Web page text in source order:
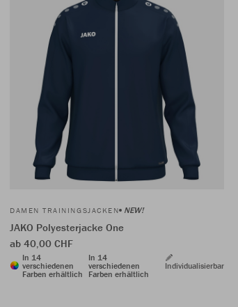
DAMEN TRAININGSJACKEN NEW!
JAKO Polyesterjacke One
ab 40,00 CHF
In 14
verschiedenen
Farben erhältlich
In 14
verschiedenen
Farben erhältlich
Individualisierbar